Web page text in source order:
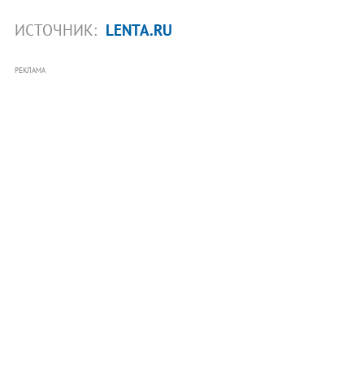
ИСТОЧНИК: LENTA.RU
РЕКЛАМА